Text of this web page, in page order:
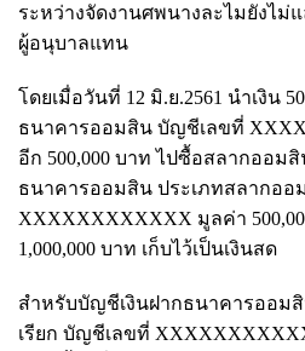
ระหว่างจัดงานศพนางละไมยังไม่
ผู้อนุบาลแทน
โดยเมื่อวันที่ 12 มิ.ย.2561 นำเงิน
ธนาคารออมสิน บัญชีเลขที่
อีก 500,000 บาท ไปซื้อสลากออม
ธนาคารออมสิน ประเภทสลากอ
XXXXXXXXXXXX มูลค่า
1,000,000 บาท เก็บไว้เป็นเงินสด
สำหรับบัญชีเงินฝากธนาคารออมสิ
เรียก บัญชีเลขที่